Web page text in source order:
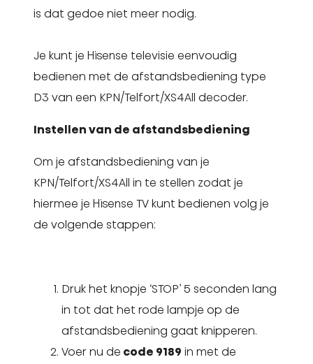
is dat gedoe niet meer nodig.
Je kunt je Hisense televisie eenvoudig
bedienen met de afstandsbediening type
D3 van een KPN/Telfort/XS4All decoder.
Instellen van de afstandsbediening
Om je afstandsbediening van je
KPN/Telfort/XS4All in te stellen zodat je
hiermee je Hisense TV kunt bedienen volg je
de volgende stappen:
Druk het knopje ‘STOP’ 5 seconden lang
in tot dat het rode lampje op de
afstandsbediening gaat knipperen.
Voer nu de code 9189 in met de